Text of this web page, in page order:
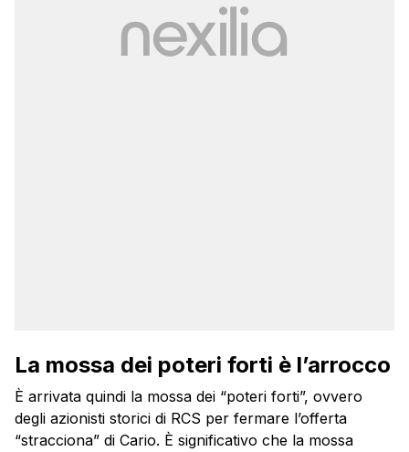
La mossa dei poteri forti è l’arrocco
È arrivata quindi la mossa dei “poteri forti”, ovvero
degli azionisti storici di RCS per fermare l’offerta
“stracciona” di Cario. È significativo che la mossa